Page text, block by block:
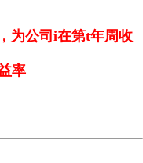
为公司i在第t年周收
率